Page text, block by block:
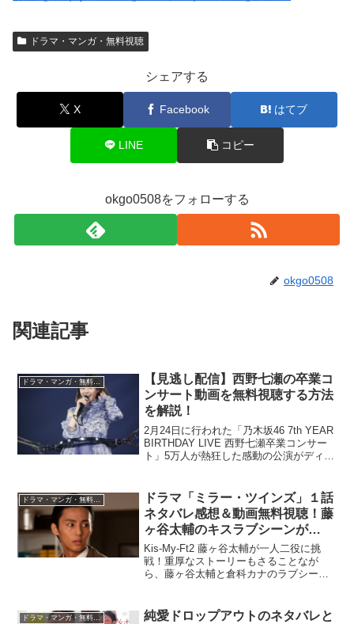
ドラマ・マンガ・無料視聴
シェアする
X Facebook はてブ
LINE コピー
okgo0508をフォローする
okgo0508
関連記事
【見逃し配信】西野七瀬の卒業コ
ンサート動画を無料視聴する方法
を解説！
2月24日に行われた「乃木坂46 7th YEAR
BIRTHDAY LIVE 西野七瀬卒業コンサー
ト」5万人が熱狂した感動の公演がディレ
ート！西野七瀬の卒...
ドラマ「ミラー・ツインズ」１話
ネタバレ感想＆動画無料視聴！藤
ヶ谷太輔のキスラブシーンが…
Kis-My-Ft2 藤ヶ谷太輔が一人二役に挑
戦！重厚なストーリーもさることなが
ら、藤ヶ谷太輔と倉科カナのラブシーン
ドラマ・マンガ・無料視聴
純愛ドロップアウトのネタバレと